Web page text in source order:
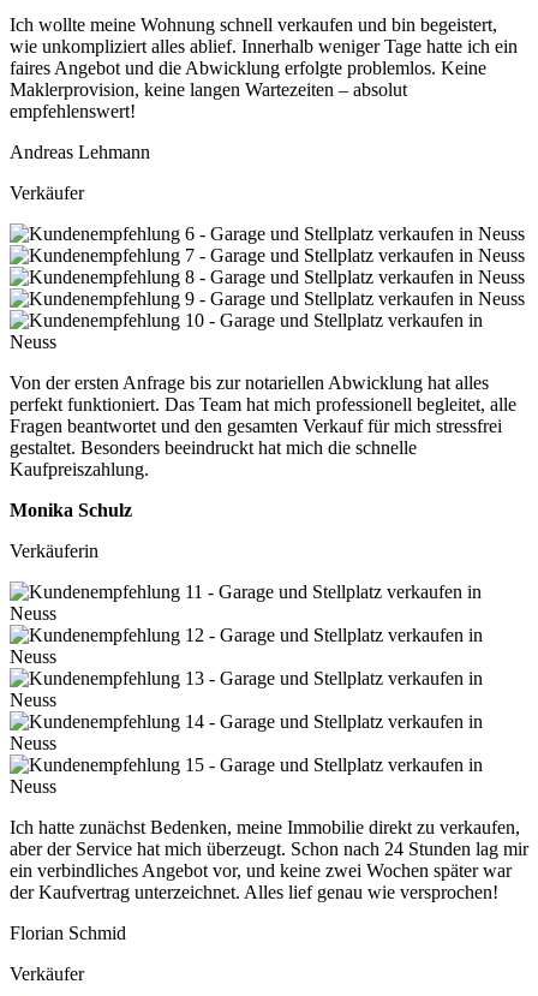
Ich wollte meine Wohnung schnell verkaufen und bin begeistert,
wie unkompliziert alles ablief. Innerhalb weniger Tage hatte ich ein
faires Angebot und die Abwicklung erfolgte problemlos. Keine
Maklerprovision, keine langen Wartezeiten – absolut
empfehlenswert!
Andreas Lehmann
Verkäufer
Von der ersten Anfrage bis zur notariellen Abwicklung hat alles
perfekt funktioniert. Das Team hat mich professionell begleitet, alle
Fragen beantwortet und den gesamten Verkauf für mich stressfrei
gestaltet. Besonders beeindruckt hat mich die schnelle
Kaufpreiszahlung.
Monika Schulz
Verkäuferin
Ich hatte zunächst Bedenken, meine Immobilie direkt zu verkaufen,
aber der Service hat mich überzeugt. Schon nach 24 Stunden lag mir
ein verbindliches Angebot vor, und keine zwei Wochen später war
der Kaufvertrag unterzeichnet. Alles lief genau wie versprochen!
Florian Schmid
Verkäufer